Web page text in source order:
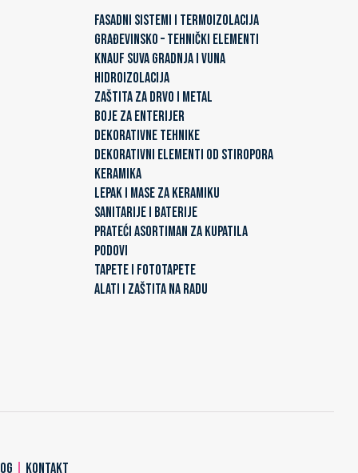
FASADNI SISTEMI I TERMOIZOLACIJA
GRAĐEVINSKO – TEHNIČKI ELEMENTI
KNAUF SUVA GRADNJA I VUNA
HIDROIZOLACIJA
ZAŠTITA ZA DRVO I METAL
BOJE ZA ENTERIJER
DEKORATIVNE TEHNIKE
DEKORATIVNI ELEMENTI OD STIROPORA
KERAMIKA
LEPAK I MASE ZA KERAMIKU
SANITARIJE I BATERIJE
PRATEĆI ASORTIMAN ZA KUPATILA
PODOVI
TAPETE I FOTOTAPETE
ALATI I ZAŠTITA NA RADU
KONTAKT